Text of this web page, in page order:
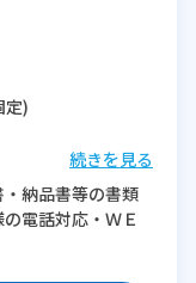
定)
続きを見る
納品書等の書類
電話対応・ＷＥ